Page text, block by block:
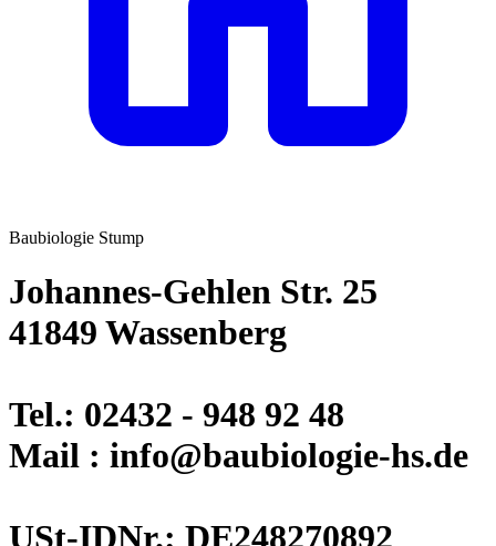
Baubiologie Stump
Johannes-Gehlen Str. 25
41849 Wassenberg
Tel.: 02432 - 948 92 48
Mail : info@baubiologie-hs.de
USt-IDNr.: DE248270892